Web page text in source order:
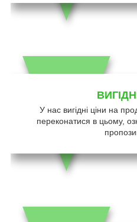
У нас вигідні ціни на
переконатися в цьому,